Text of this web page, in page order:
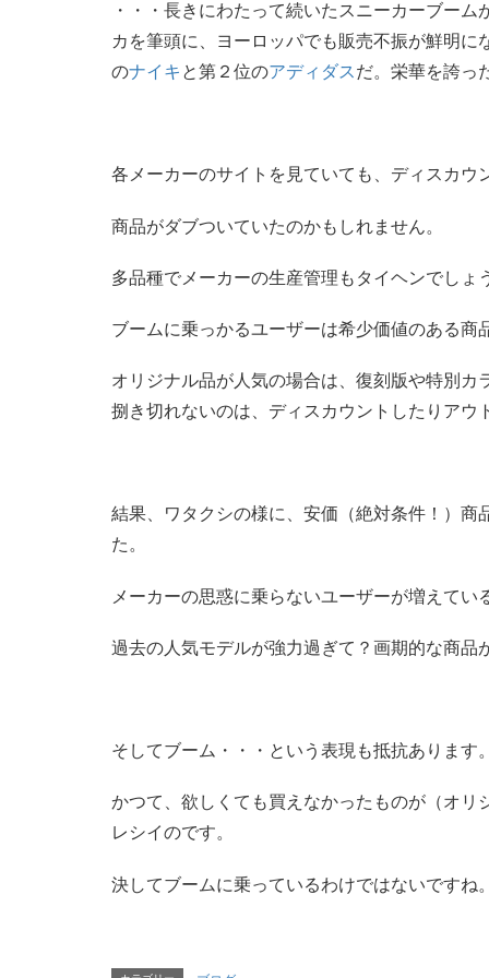
・・・長きにわたって続いたスニーカーブー
カを筆頭に、ヨーロッパでも販売不振が鮮明
のナイキ と第２位のアディダスだ。栄華を誇っ
各メーカーのサイトを見ていても、ディスカウ
商品がダブついていたのかもしれません。
多品種でメーカーの生産管理もタイヘンでしょ
ブームに乗っかるユーザーは希少価値のある商
オリジナル品が人気の場合は、復刻版や特別カ
捌き切れないのは、ディスカウントしたりアウ
結果、ワタクシの様に、安価（絶対条件！）商
た。
メーカーの思惑に乗らないユーザーが増えてい
過去の人気モデルが強力過ぎて？画期的な商品
そしてブーム・・・という表現も抵抗あります。
かつて、欲しくても買えなかったものが（オリ
レシイのです。
決してブームに乗っているわけではないですね。